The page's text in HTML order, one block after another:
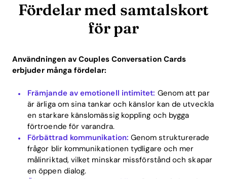
Fördelar med samtalskort
för par
Användningen av Couples Conversation Cards
erbjuder många fördelar:
Främjande av emotionell intimitet: Genom att par
är ärliga om sina tankar och känslor kan de utveckla
en starkare känslomässig koppling och bygga
förtroende för varandra.
Förbättrad kommunikation: Genom strukturerade
frågor blir kommunikationen tydligare och mer
målinriktad, vilket minskar missförstånd och skapar
en öppen dialog.